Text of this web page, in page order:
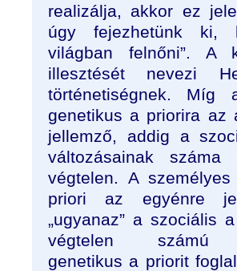
realizálja, akkor ez
úgy fejezhetünk ki,
világban felnőni”. A
illesztését nevezi
történetiségnek. Míg
genetikus a priorira az
jellemző, addig a
változásainak száma
végtelen. A
priori az egyénre
„ugyanaz” a szociális
végtelen számú
genetikus a priorit